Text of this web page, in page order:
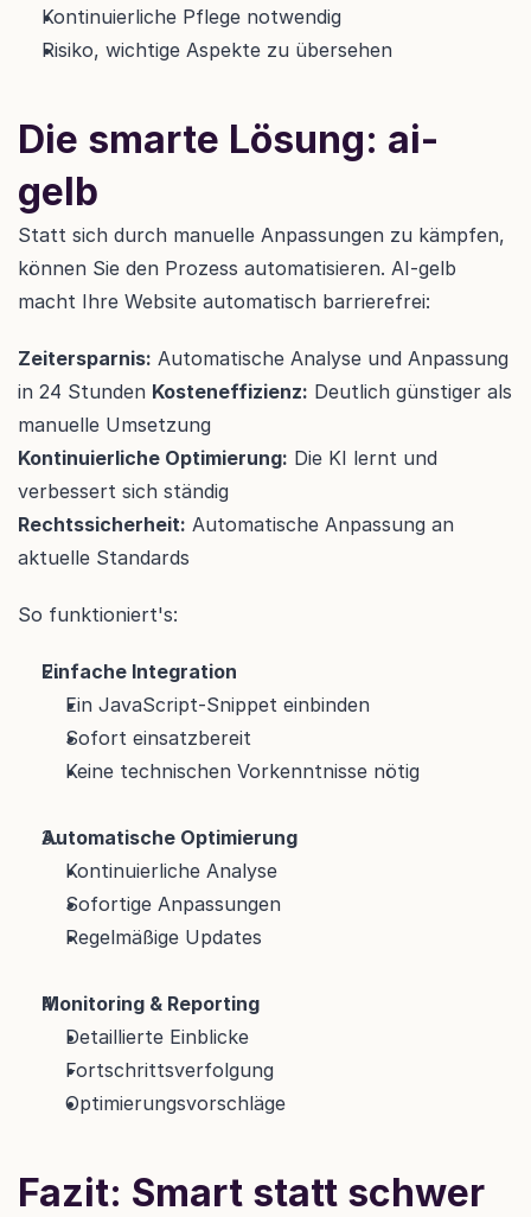
Kontinuierliche Pflege notwendig
Risiko, wichtige Aspekte zu übersehen
Die smarte Lösung: ai-
gelb
Statt sich durch manuelle Anpassungen zu kämpfen,
können Sie den Prozess automatisieren. AI-gelb
macht Ihre Website automatisch barrierefrei:
Zeitersparnis: Automatische Analyse und Anpassung
in 24 Stunden Kosteneffizienz: Deutlich günstiger als
manuelle Umsetzung
Kontinuierliche Optimierung: Die KI lernt und
verbessert sich ständig
Rechtssicherheit: Automatische Anpassung an
aktuelle Standards
So funktioniert's:
Einfache Integration
Ein JavaScript-Snippet einbinden
Sofort einsatzbereit
Keine technischen Vorkenntnisse nötig
Automatische Optimierung
Kontinuierliche Analyse
Sofortige Anpassungen
Regelmäßige Updates
Monitoring & Reporting
Detaillierte Einblicke
Fortschrittsverfolgung
Optimierungsvorschläge
Fazit: Smart statt schwer